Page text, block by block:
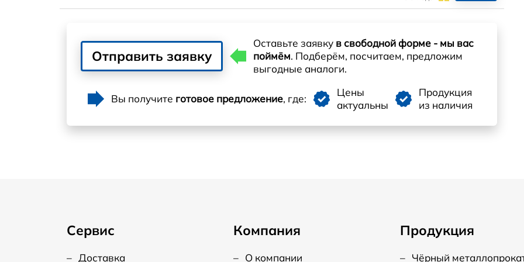
Отправить заявку
Оставьте заявку в свободной форме - мы вас
поймём. Подберём, посчитаем, предложим
выгодные аналоги.
Вы получите готовое предложение, где:
Цены
актуальны
Продукция
из наличия
Сервис
– Доставка
Компания
– О компании
Продукция
– Чёрный